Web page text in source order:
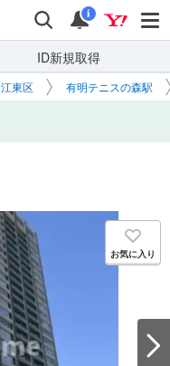
検索 通知
i
ID新規取得
江東区 有明テニスの森駅
お気に入り